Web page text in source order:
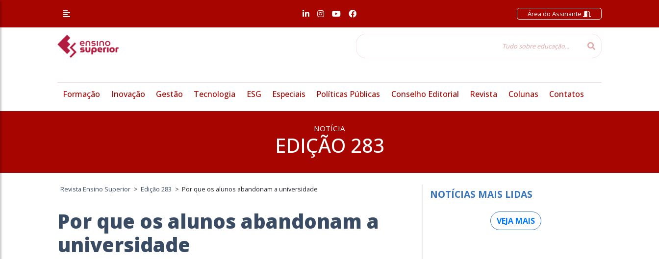
Área do Assinante
Formação Inovação Gestão Tecnologia ESG Especiais Políticas Públicas Conselho Editorial Revista Colunas Contatos
NOTÍCIA
EDIÇÃO 283
Revista Ensino Superior > Edição 283 > Por que os alunos abandonam a universidade
Por que os alunos abandonam a
universidade
NOTÍCIAS MAIS LIDAS
VEJA MAIS